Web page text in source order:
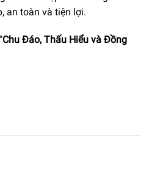
hoàn khép kín giúp
an toàn và tiện lợi.
Chu Đáo, Thấu Hiểu và Đồng